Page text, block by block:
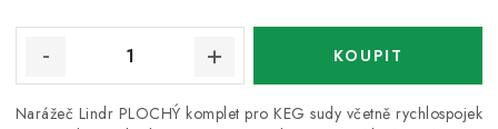
Narážeč Lindr PLOCHÝ komplet pro KEG sudy včetně rychlospojek